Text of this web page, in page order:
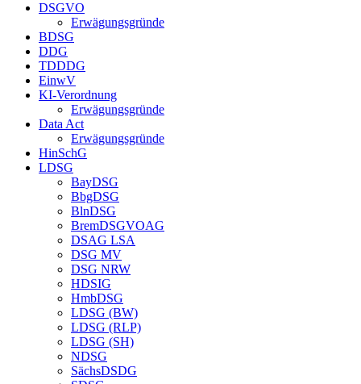
DSGVO
Erwägungsgründe
BDSG
DDG
TDDDG
EinwV
KI-Verordnung
Erwägungsgründe
Data Act
Erwägungsgründe
HinSchG
LDSG
BayDSG
BbgDSG
BlnDSG
BremDSGVOAG
DSAG LSA
DSG MV
DSG NRW
HDSIG
HmbDSG
LDSG (BW)
LDSG (RLP)
LDSG (SH)
NDSG
SächsDSDG